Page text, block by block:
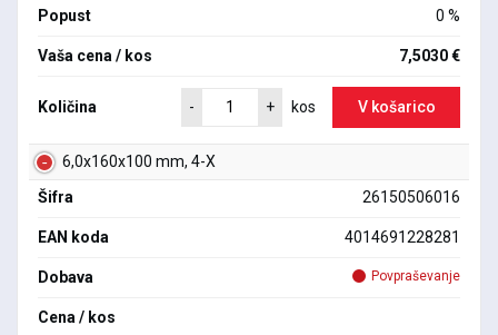
Popust 0 %
Vaša cena / kos 7,5030 €
Količina - + kos V košarico
6,0x160x100 mm, 4-X
Šifra
26150506016
EAN koda 4014691228281
Dobava Povpraševanje
Cena / kos